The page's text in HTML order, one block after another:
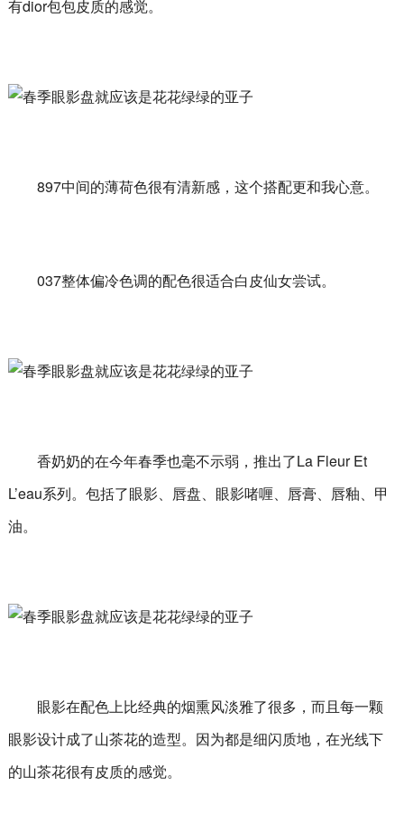
有dior包包皮质的感觉。
897中间的薄荷色很有清新感，这个搭配更和我心意。
037整体偏冷色调的配色很适合白皮仙女尝试。
香奶奶的在今年春季也毫不示弱，推出了La Fleur Et
L’eau系列。包括了眼影、唇盘、眼影啫喱、唇膏、唇釉、甲
油。
眼影在配色上比经典的烟熏风淡雅了很多，而且每一颗
眼影设计成了山茶花的造型。因为都是细闪质地，在光线下
的山茶花很有皮质的感觉。